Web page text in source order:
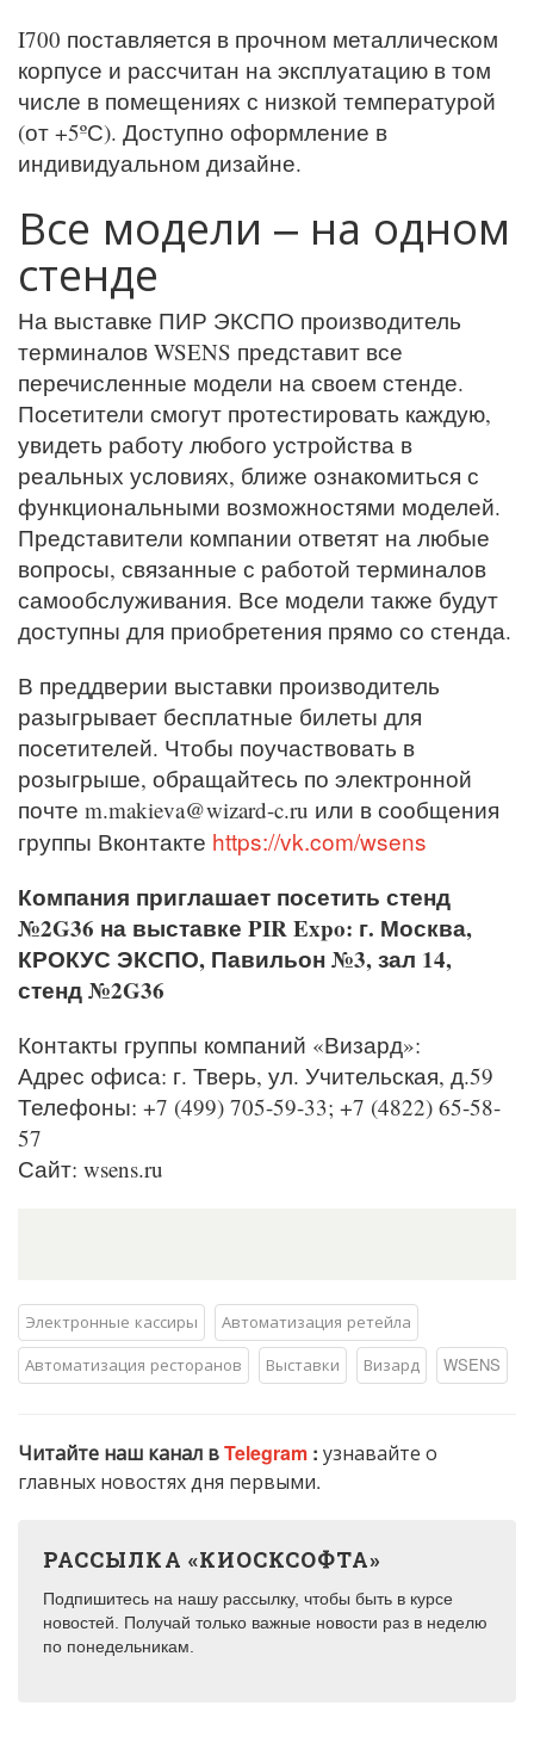
I700 поставляется в прочном металлическом
корпусе и рассчитан на эксплуатацию в том
числе в помещениях с низкой температурой
(от +5ºС). Доступно оформление в
индивидуальном дизайне.
Все модели – на одном
стенде
На выставке ПИР ЭКСПО производитель
терминалов WSENS представит все
перечисленные модели на своем стенде.
Посетители смогут протестировать каждую,
увидеть работу любого устройства в
реальных условиях, ближе ознакомиться с
функциональными возможностями моделей.
Представители компании ответят на любые
вопросы, связанные с работой терминалов
самообслуживания. Все модели также будут
доступны для приобретения прямо со стенда.
В преддверии выставки производитель
разыгрывает бесплатные билеты для
посетителей. Чтобы поучаствовать в
розыгрыше, обращайтесь по электронной
почте m.makieva@wizard-c.ru или в сообщения
группы Вконтакте https://vk.com/wsens
Компания приглашает посетить стенд
№2G36 на выставке PIR Expo: г. Москва,
КРОКУС ЭКСПО, Павильон №3, зал 14,
стенд №2G36
Контакты группы компаний «Визард»:
Адрес офиса: г. Тверь, ул. Учительская, д.59
Телефоны: +7 (499) 705-59-33; +7 (4822) 65-58-
57
Сайт: wsens.ru
Электронные кассиры
Автоматизация ретейла
Автоматизация ресторанов
Выставки Визард WSENS
Читайте наш канал вTelegram : узнавайте о
главных новостях дня первыми.
РАССЫЛКА «КИОСКСОФТА»
Подпишитесь на нашу рассылку, чтобы быть в курсе
новостей. Получай только важные новости раз в неделю
по понедельникам.